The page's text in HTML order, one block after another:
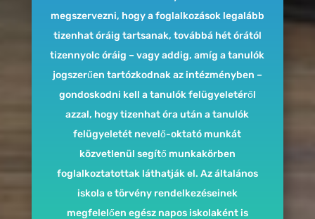
megszervezni, hogy a foglalkozások legalább
tizenhat óráig tartsanak, továbbá hét órától
tizennyolc óráig – vagy addig, amíg a tanulók
jogszerűen tartózkodnak az intézményben –
gondoskodni kell a tanulók felügyeletéről
azzal, hogy tizenhat óra után a tanulók
felügyeletét nevelő-oktató munkát
közvetlenül segítő munkakörben
foglalkoztatottak láthatják el. Az általános
iskola e törvény rendelkezéseinek
megfelelően egész napos iskolaként is